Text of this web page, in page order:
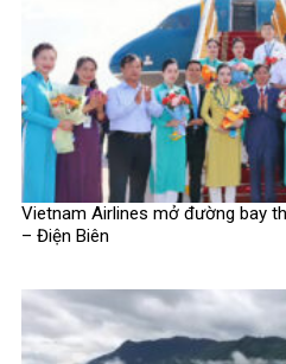
Vietnam Airlines mở đường bay
– Điện Biên